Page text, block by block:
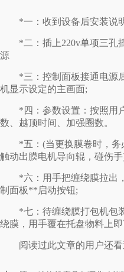
*一：收到设备后安装说明
*二：插上220v单项三孔
源
*三：控制面板接通电源后
机显示设定的主画面;
*四：参数设置：按照用户
数、越顶时间、加强圈数。
*五：(当更换膜卷时，务
触动出膜电机导向辊，碰伤
*六：用手把缠绕膜拉出，
制面板**启动按钮;
*七：待缠绕膜打包机包装
绕膜，用手覆在托盘物料上即
阅读过此文章的用户还看